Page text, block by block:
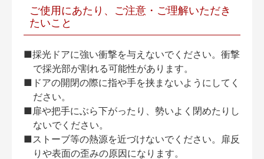
ご使用にあたり、ご注意・ご理解いただき
たいこと
■採光ドアに強い衝撃を与えないでください。衝撃
で採光部が割れる可能性があります。
■ドアの開閉の際に指や手を挟まないようにしてく
ださい。
■扉や把手にぶら下がったり、勢いよく閉めたりし
ないでください。
■ストーブ等の熱源を近づけないでください。扉反
りや表面の歪みの原因になります。